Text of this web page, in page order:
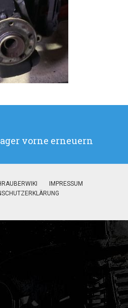
vorne erneuern
IMPRESSUM